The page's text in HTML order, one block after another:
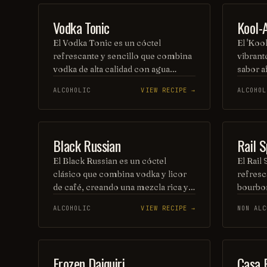
Vodka Tonic
El Vodka Tonic es un cóctel
refrescante y sencillo que combina
vodka de alta calidad con agua
equilibrada y burbujeante. Se sirve
generalmente en un vaso alto,
adornado con una rodaja de limón o
Ideal para cualquier ocasión, es una
opción popular entre los amantes
de los cócteles.
ALCOHOLIC VIEW RECIPE →
El
sabor
sorbo.
Black Russian
El Black Russian es un cóctel
clásico que combina vodka y licor
de café, creando una mezcla rica y
vaso corto con hielo, su sabor
intenso y ligeramente dulce lo
convierte en una opción popular
ALCOHOLIC VIEW RECIPE →
Rail
El Rail
lo
de
NON